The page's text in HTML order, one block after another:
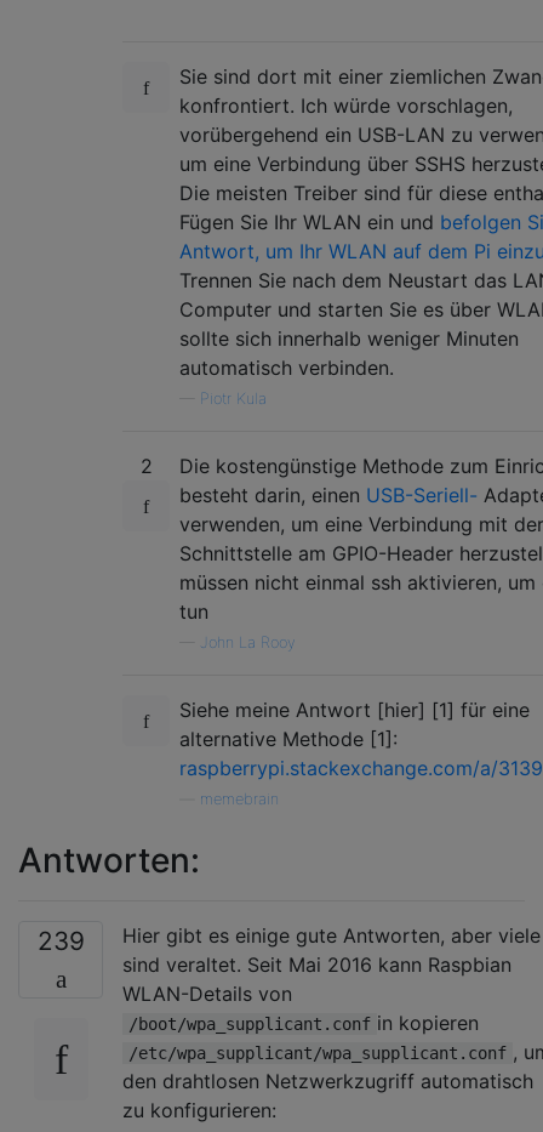
Sie sind dort mit einer ziemlichen
konfrontiert. Ich würde vorschlagen,
vorübergehend ein USB-LAN zu
um eine Verbindung über SSHS
Die meisten Treiber sind für diese
Fügen Sie Ihr WLAN ein und befolgen
Antwort, um Ihr WLAN auf dem Pi
Trennen Sie nach dem Neustart das
Computer und starten Sie es über
sollte sich innerhalb weniger Minuten
automatisch verbinden.
Piotr Kula
2
Die kostengünstige Methode zum
besteht darin, einen USB-Seriell-
verwenden, um eine Verbindung mit
Schnittstelle am GPIO-Header
müssen nicht einmal ssh aktivieren, um
tun
John La Rooy
Siehe meine Antwort [hier] [1] für eine
alternative Methode [1]:
raspberrypi.stackexchange.com/a/
memebrain
Antworten:
239
Hier gibt es einige gute Antworten, aber viele
sind veraltet. Seit Mai 2016 kann Raspbian
WLAN-Details von
/boot/wpa_supplicant.conf in kopieren
/etc/wpa_supplicant/wpa_supplicant.conf ,
den drahtlosen Netzwerkzugriff automatisch
zu konfigurieren: